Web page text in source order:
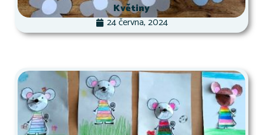
Květiny
24 června, 2024